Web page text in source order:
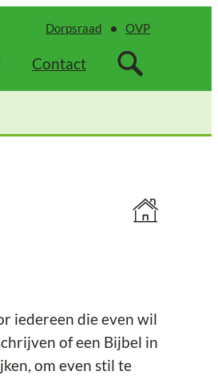
Dorpsraad OVP
Contact
iedereen die even wil
of een Bijbel in
om even stil te